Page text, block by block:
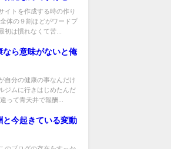
イトを作成する時の作り
体の９割ほどがワードプ
初は慣れなくて苦...
なら意味がないと俺
自分の健康の事なんだけ
ジムに行きはじめたんだ
って青天井で報酬...
と今起きている変動